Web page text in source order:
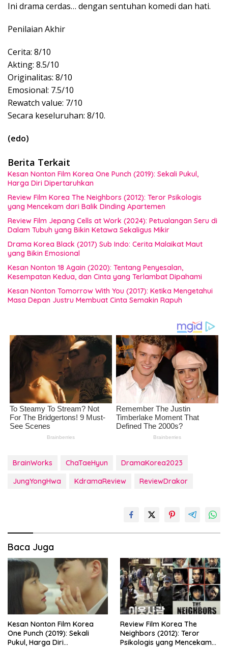
Ini drama cerdas… dengan sentuhan komedi dan hati.
Penilaian Akhir
Cerita: 8/10
Akting: 8.5/10
Originalitas: 8/10
Emosional: 7.5/10
Rewatch value: 7/10
Secara keseluruhan: 8/10.
(edo)
Berita Terkait
Kesan Nonton Film Korea One Punch (2019): Sekali Pukul,
Harga Diri Dipertaruhkan
Review Film Korea The Neighbors (2012): Teror Psikologis
yang Mencekam dari Balik Dinding Apartemen
Review Film Jepang Cells at Work (2024): Petualangan Seru di
Dalam Tubuh yang Bikin Ketawa Sekaligus Mikir
Drama Korea Black (2017) Sub Indo: Cerita Malaikat Maut
yang Bikin Emosional
Kesan Nonton 18 Again (2020): Tentang Penyesalan,
Kesempatan Kedua, dan Cinta yang Terlambat Dipahami
Kesan Nonton Tomorrow With You (2017): Ketika Mengetahui
Masa Depan Justru Membuat Cinta Semakin Rapuh
BrainWorks ChaTaeHyun
DramaKorea2023
JungYongHwa
KdramaReview ReviewDrakor
Baca Juga
Kesan Nonton Film Korea
One Punch (2019): Sekali
Pukul, Harga Diri
Review Film Korea The
Neighbors (2012): Teror
Psikologis yang Mencekam